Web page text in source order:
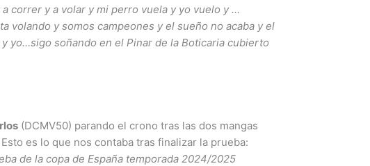
a correr y a volar y mi perro vuela y yo vuelo y …
volando y somos campeones y el sueño no acaba y el
yo…sigo soñando en el Pinar de la Boticaria cubierto
(DCMV50) parando el crono tras las dos mangas
es lo que nos contaba tras finalizar la prueba:
de la copa de España temporada 2024/2025